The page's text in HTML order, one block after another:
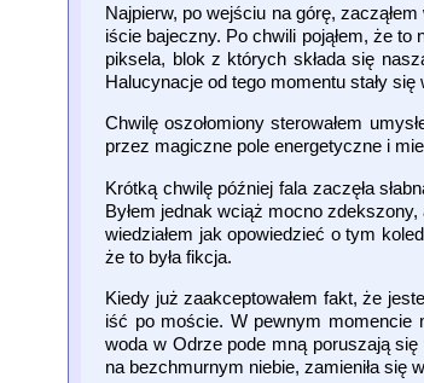
Najpierw, po wejściu na górę,
iście bajeczny. Po chwili pojąłem, że
piksela, blok z których składa się
Halucynacje od tego momentu stały
Chwilę oszołomiony sterowałem
przez magiczne pole energetyczne i
Krótką chwilę później fala zaczęła
Byłem jednak wciąż mocno
wiedziałem jak opowiedzieć o tym
że to była fikcja.
Kiedy już zaakceptowałem fakt, że
iść po moście. W pewnym momencie
woda w Odrze pode mną poruszają
na bezchmurnym niebie, zamieniła się